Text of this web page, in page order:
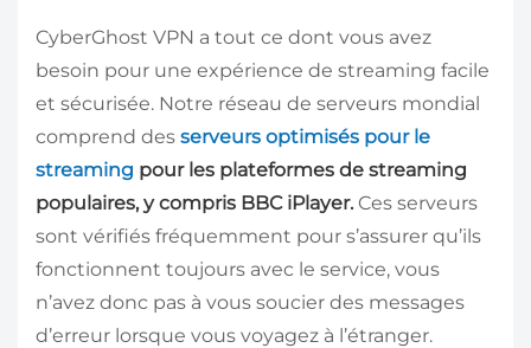
CyberGhost VPN a tout ce dont vous avez
besoin pour une expérience de streaming facile
et sécurisée. Notre réseau de serveurs mondial
comprend des serveurs optimisés pour le
streaming pour les plateformes de streaming
populaires, y compris BBC iPlayer. Ces serveurs
sont vérifiés fréquemment pour s’assurer qu’ils
fonctionnent toujours avec le service, vous
n’avez donc pas à vous soucier des messages
d’erreur lorsque vous voyagez à l’étranger.